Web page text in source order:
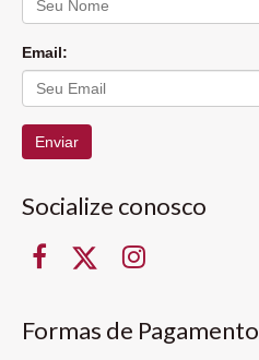
Email:
Enviar
Socialize conosco
Formas de Pagamento